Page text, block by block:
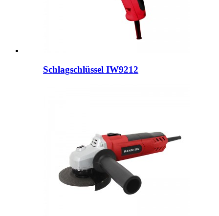
Schlagschlüssel IW9212